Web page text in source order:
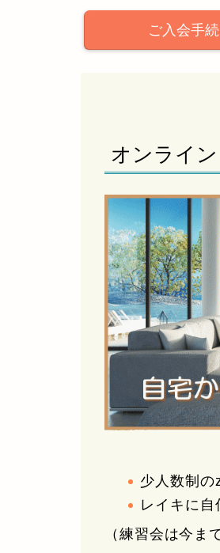
ご入会手
オンライ
少人数制
レイキに自
（練習会は今ま